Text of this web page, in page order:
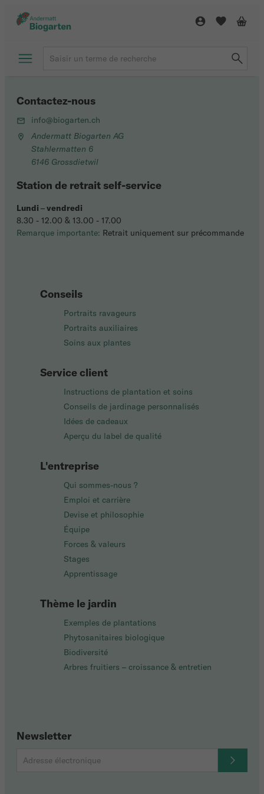
Conseils
Portraits ravageurs
Portraits auxiliaires
Soins aux plantes
Service client
Instructions de plantation et soins
Conseils de jardinage personnalisés
Idées de cadeaux
Aperçu du label de qualité
L'entreprise
Qui sommes-nous ?
Emploi et carrière
Devise et philosophie
Équipe
Forces & valeurs
Stages
Apprentissage
Thème le jardin
Exemples de plantations
Phytosanitaires biologique
Biodiversité
Arbres fruitiers – croissance & entretien
Newsletter
Contactez-nous
info@biogarten.ch
Andermatt Biogarten AG
Stahlermatten 6
6146 Grossdietwil
Station de retrait self-service
Lundi –vendredi
8.30 - 12.00 & 13.00 - 17.00
Remarque importante: Retrait uniquement sur précommande